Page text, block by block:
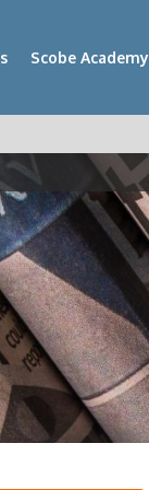
Scobe Academy